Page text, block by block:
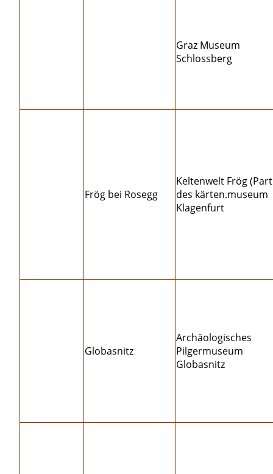
Graz Museum
Schlossberg
Frög bei Rosegg
Keltenwelt Frög
des kärten.museum
Klagenfurt
Globasnitz
Archäologisches
Pilgermuseum
Globasnitz